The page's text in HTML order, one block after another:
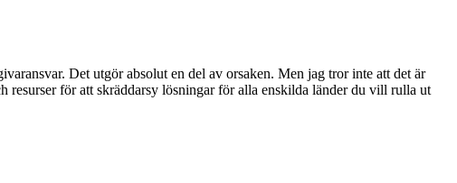
Det utgör absolut en del av orsaken. Men jag tror inte att det är
resurser för att skräddarsy lösningar för alla enskilda länder du vill rulla ut